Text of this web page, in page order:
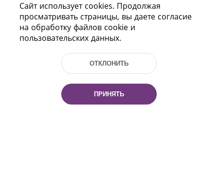
Пр-т Независимости 116
Тел.: (+375 17) 368 37 37, Факс: (+375 17)
Эл. почта: inbox@nlb.by
Сайт использует cookies. Продолжая
просматривать страницы, вы даете согласие
на обработку файлов cookie и
пользовательских данных.
ОТКЛОНИТЬ
ПРИНЯТЬ